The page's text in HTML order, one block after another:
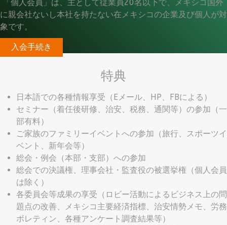
「個人会員」は、主として従業員20名以下で、メキシコ国外
に親会社ないし本社を持たない在メキシコの企業及び個人が対
象です。
入会手続き
特典
日本語での各種情報享受（Eメール、HP、FBによる）
セミナー（着任後研修、治安、税務、通関等）の参加（一
部有料）
ご家族のファミリーイベントへの参加（旅行、スポーツイ
ベント、新年会等）
総会・例会（本部・支部）への参加
総会での決議権、理事会社・監査役の被選挙権（個人会員
は除く）
各委員会等成果の享受（ロビー活動によるビジネス上の問
題点の改善、メキシコ主要経済指標、治安情勢メモ、労務
ボレティン、各種アンケート調査結果等）